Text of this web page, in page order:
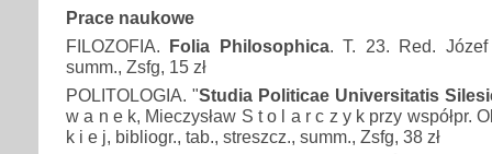
Prace naukowe
FILOZOFIA. Folia Philosophica. T. 23. Red.
summ., Zsfg, 15 zł
POLITOLOGIA. "Studia Politicae Universitatis
w a n e k, Mieczysław S t o l a r c z y k przy współpr.
k i e j, bibliogr., tab., streszcz., summ., Zsfg, 38 zł